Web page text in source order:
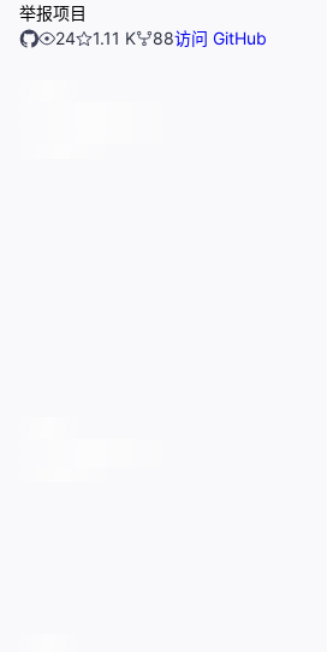
举报项目
24
1.11 K 88访问 GitHub